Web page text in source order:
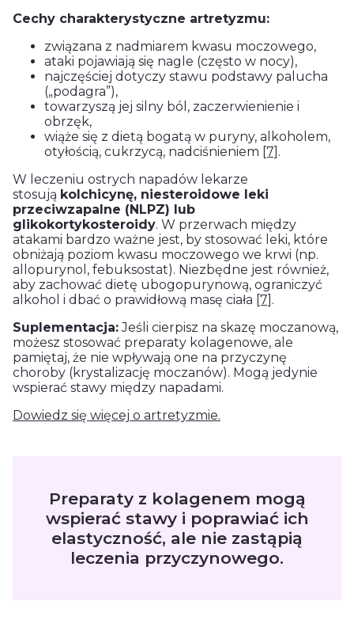
Cechy charakterystyczne artretyzmu:
związana z nadmiarem kwasu moczowego,
ataki pojawiają się nagle (często w nocy),
najczęściej dotyczy stawu podstawy palucha
(„podagra”),
towarzyszą jej silny ból, zaczerwienienie i
obrzęk,
wiąże się z dietą bogatą w puryny, alkoholem,
otyłością, cukrzycą, nadciśnieniem [7] .
W leczeniu ostrych napadów lekarze
stosują kolchicynę, niesteroidowe leki
przeciwzapalne (NLPZ) lub
glikokortykosteroidy. W przerwach między
atakami bardzo ważne jest, by stosować leki, które
obniżają poziom kwasu moczowego we krwi (np.
allopurynol, febuksostat). Niezbędne jest również,
aby zachować dietę ubogopurynową, ograniczyć
alkohol i dbać o prawidłową masę ciała [7] .
Suplementacja:Jeśli cierpisz na skazę moczanową,
możesz stosować preparaty kolagenowe, ale
pamiętaj, że nie wpływają one na przyczynę
choroby (krystalizację moczanów). Mogą jedynie
wspierać stawy między napadami.
Dowiedz się więcej o artretyzmie.
Preparaty z kolagenem mogą
wspierać stawy i poprawiać ich
elastyczność, ale nie zastąpią
leczenia przyczynowego.